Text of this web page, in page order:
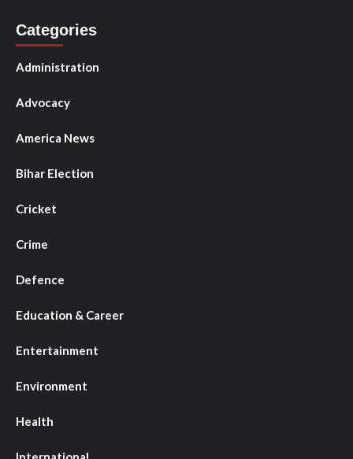
Categories
Administration
Advocacy
America News
Bihar Election
Cricket
Crime
Defence
Education & Career
Entertainment
Environment
Health